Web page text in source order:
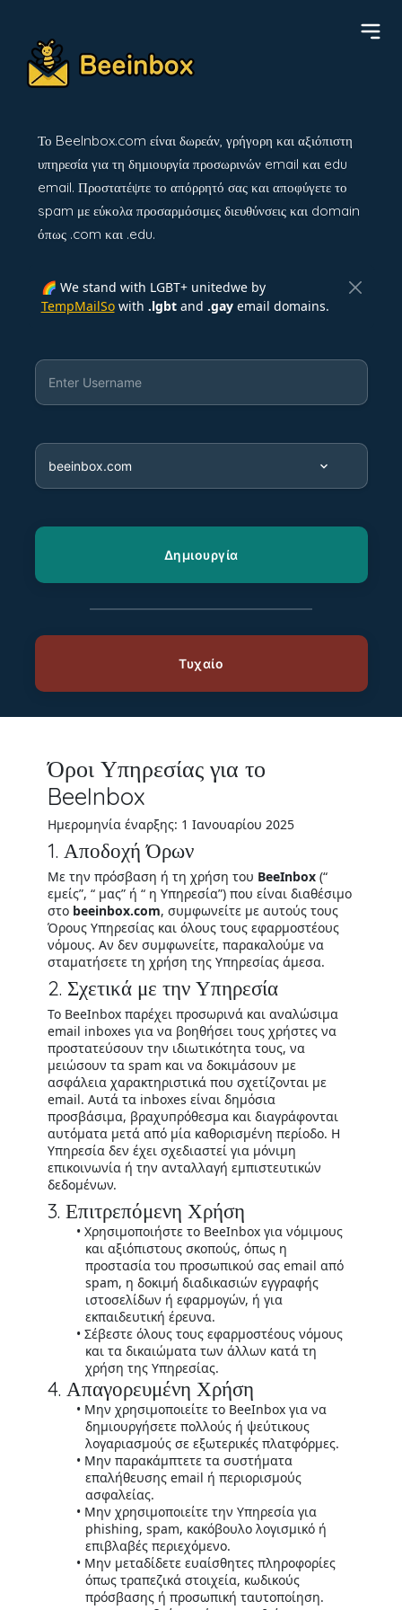
Το BeeInbox.com είναι δωρεάν, γρήγορη και αξιόπιστη
υπηρεσία για τη δημιουργία προσωρινών email και edu
email. Προστατέψτε το απόρρητό σας και αποφύγετε το
spam με εύκολα προσαρμόσιμες διευθύνσεις και domain
όπως .com και .edu.
🌈 We stand with LGBT+ unitedwe by
TempMailSowith .lgbtand .gayemail domains.
Όροι Υπηρεσίας για το
BeeInbox
Ημερομηνία έναρξης: 1 Ιανουαρίου 2025
1. Αποδοχή Όρων
Με την πρόσβαση ή τη χρήση του BeeInbox(“
εμείς”, “ μας” ή “ η Υπηρεσία”) που είναι διαθέσιμο
στο beeinbox.com, συμφωνείτε με αυτούς τους
Όρους Υπηρεσίας και όλους τους εφαρμοστέους
νόμους. Αν δεν συμφωνείτε, παρακαλούμε να
σταματήσετε τη χρήση της Υπηρεσίας άμεσα.
2. Σχετικά με την Υπηρεσία
Το BeeInbox παρέχει προσωρινά και αναλώσιμα
email inboxes για να βοηθήσει τους χρήστες να
προστατεύσουν την ιδιωτικότητα τους, να
μειώσουν τα spam και να δοκιμάσουν με
ασφάλεια χαρακτηριστικά που σχετίζονται με
email. Αυτά τα inboxes είναι δημόσια
προσβάσιμα, βραχυпρόθεσμα και διαγράφονται
αυτόματα μετά από μία καθορισμένη περίοδο. Η
Υπηρεσία δεν έχει σχεδιαστεί για μόνιμη
επικοινωνία ή την ανταλλαγή εμπιστευτικών
δεδομένων.
3. Επιτρεπόμενη Χρήση
Χρησιμοποιήστε το BeeInbox για νόμιμους
και αξιόπιστους σκοπούς, όπως η
προστασία του προσωπικού σας email από
spam, η δοκιμή διαδικασιών εγγραφής
ιστοσελίδων ή εφαρμογών, ή για
εκπαιδευτική έρευνα.
Σέβεστε όλους τους εφαρμοστέους νόμους
και τα δικαιώματα των άλλων κατά τη
χρήση της Υπηρεσίας.
4. Απαγορευμένη Χρήση
Μην χρησιμοποιείτε το BeeInbox για να
δημιουργήσετε πολλούς ή ψεύτικους
λογαριασμούς σε εξωτερικές πλατφόρμες.
Μην παρακάμπτετε τα συστήματα
επαλήθευσης email ή περιορισμούς
ασφαλείας.
Μην χρησιμοποιείτε την Υπηρεσία για
phishing, spam, κακόβουλο λογισμικό ή
επιβλαβές περιεχόμενο.
Μην μεταδίδετε ευαίσθητες πληροφορίες
όπως τραπεζικά στοιχεία, κωδικούς
πρόσβασης ή προσωπική ταυτοποίηση.